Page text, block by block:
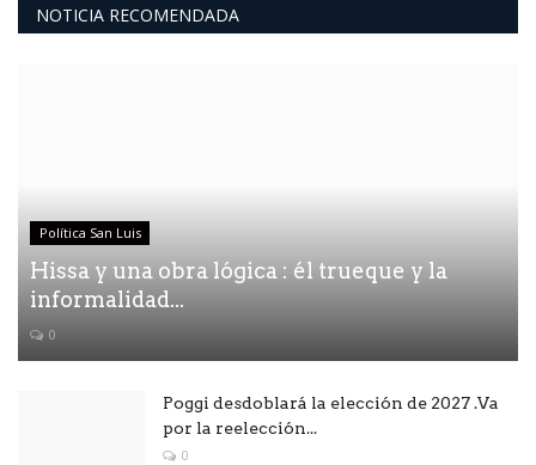
NOTICIA RECOMENDADA
Política San Luis
Hissa y una obra lógica : él trueque y la
informalidad...
0
Poggi desdoblará la elección de 2027 .Va
por la reelección...
0